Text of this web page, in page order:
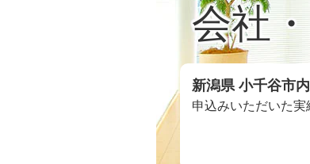
会社
新潟県 小千谷市内
申込みいただいた実